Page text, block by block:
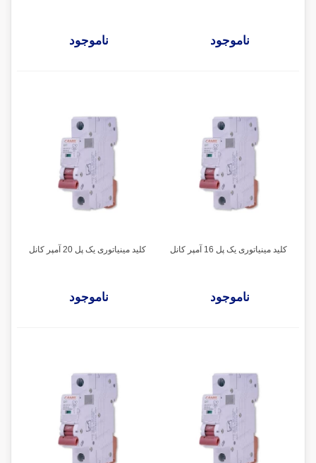
ناموجود ناموجود
کلید مینیاتوری یک پل 16 آمپر کانل
ناموجود
کلید مینیاتوری یک پل 20 آمپر کانل
ناموجود